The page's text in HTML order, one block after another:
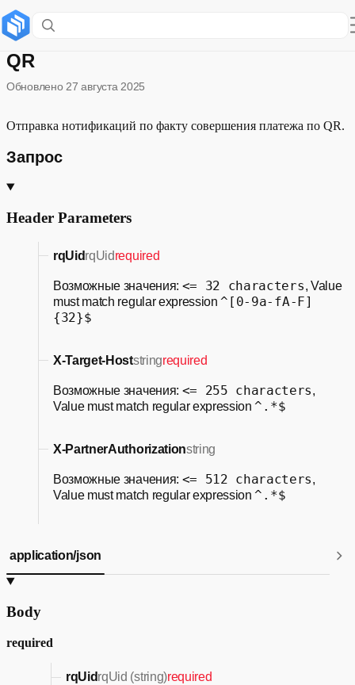
Нотификация по платежам через
QR
Обновлено 27 августа 2025
Отправка нотификаций по факту совершения платежа по QR.
Запрос
Header Parameters
rqUidrqUidrequired
Возможные значения: <= 32 characters, Value
must match regular expression^[0-9a-fA-F]
{32}$
X-Target-Hoststringrequired
Возможные значения: <= 255 characters,
Value must match regular expression^.*$
X-PartnerAuthorizationstring
Возможные значения: <= 512 characters,
Value must match regular expression^.*$
application/json
Body
required
rqUidrqUid (string)required